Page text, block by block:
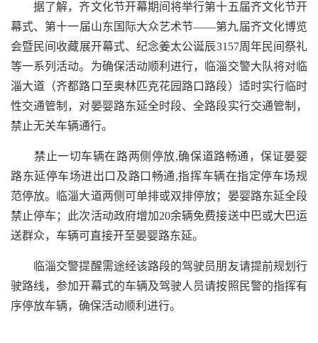
据了解，齐文化节开幕期间将举行第十五届齐文化节开
幕式、第十一届山东国际大众艺术节——第九届齐文化博览
会暨民间收藏展开幕式、纪念姜太公诞辰3157周年民间祭礼
等一系列活动。为确保活动顺利进行，临淄交警大队将对临
淄大道（齐都路口至奥林匹克花园路口路段）适时实行临时
性交通管制，对晏婴路东延全时段、全路段实行交通管制，
禁止无关车辆通行。
禁止一切车辆在路两侧停放,确保道路畅通，保证晏婴
路东延停车场进出口及路口畅通,指挥车辆在指定停车场规
范停放。临淄大道两侧可单排或双排停放；晏婴路东延全段
禁止停车；此次活动政府增加20余辆免费接送中巴或大巴运
送群众，车辆可直接开至晏婴路东延。
临淄交警提醒需途经该路段的驾驶员朋友请提前规划行
驶路线，参加开幕式的车辆及驾驶人员请按照民警的指挥有
序停放车辆，确保活动顺利进行。